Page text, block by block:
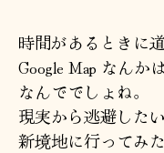
時間があるときに
Google Map なんか
なんででしょね。
現実から逃避した
新境地に行ってみた